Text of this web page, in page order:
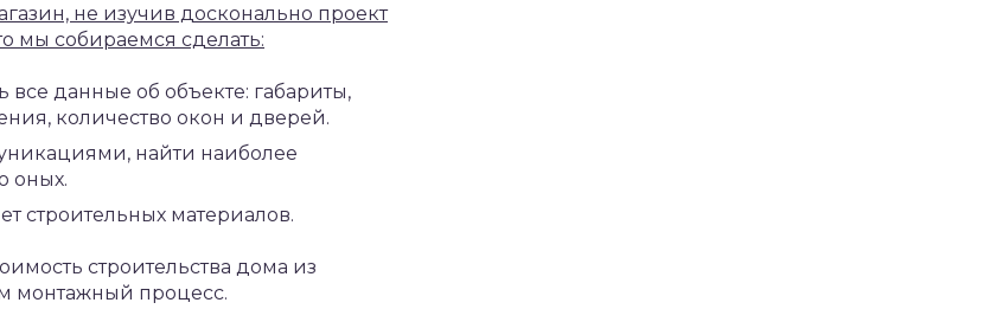
не изучив досконально проект
мы собираемся сделать:
данные об объекте: габариты,
количество окон и дверей.
найти наиболее
оных.
строительных материалов.
строительства дома из
монтажный процесс.